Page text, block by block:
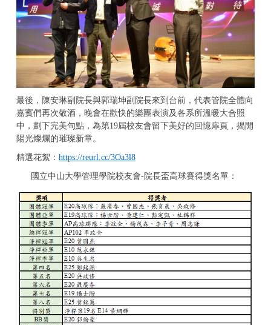
最後，陳安琳副院長與郭瑞坤副院長來到台前，代表管院全體向
嘉賓們再次敬酒，晚會在歡快的樂團表演及各系所溫暖大合照
中，劃下完美句點，為第19屆校友會留下美好的回憶扉頁，揭開
陽光燦爛的璀璨新章。
精選花絮： https://reurl.cc/3Oa3l8
國立中山大學管理學院校友會-院長盃高球賽得獎名單：